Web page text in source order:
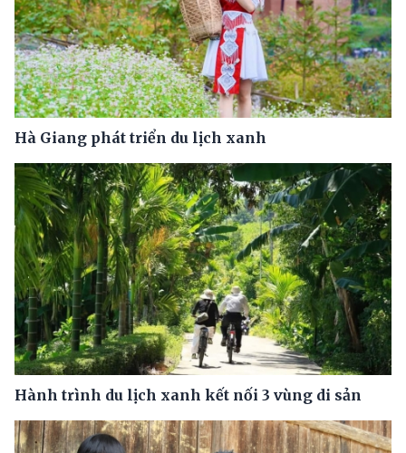
Hà Giang phát triển du lịch xanh
Hành trình du lịch xanh kết nối 3 vùng di sản